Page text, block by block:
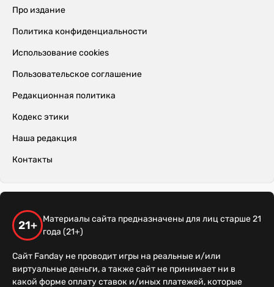
Про издание
Политика конфиденциальности
Использование cookies
Пользовательское соглашение
Редакционная политика
Кодекс этики
Наша редакция
Контакты
21+
Материалы сайта предназначены для лиц старше 21
года (21+)
Сайт Fanday не проводит игры на реальные и/или
виртуальные деньги, а также сайт не принимает ни в
какой форме оплату ставок и/иных платежей, которые